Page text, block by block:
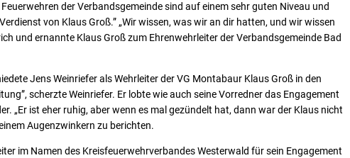
der Verbandsgemeinde sind auf einem sehr guten Niveau und
von Klaus Groß.” „Wir wissen, was wir an dir hatten, und wir wissen
und ernannte Klaus Groß zum Ehrenwehrleiter der Verbandsgemeinde Bad
Jens Weinriefer als Wehrleiter der VG Montabaur Klaus Groß in den
scherzte Weinriefer. Er lobte wie auch seine Vorredner das Engagement
„Er ist eher ruhig, aber wenn es mal gezündelt hat, dann war der Klaus nicht
Augenzwinkern zu berichten.
im Namen des Kreisfeuerwehrverbandes Westerwald für sein Engagement